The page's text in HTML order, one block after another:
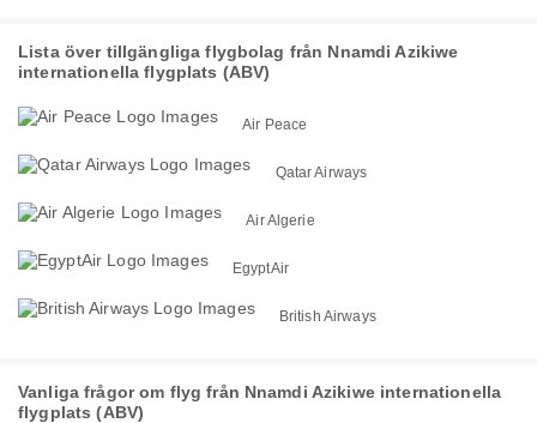
Lista över tillgängliga flygbolag från Nnamdi Azikiwe
internationella flygplats (ABV)
Air Peace
Qatar Airways
Air Algerie
EgyptAir
British Airways
Vanliga frågor om flyg från Nnamdi Azikiwe internationella
flygplats (ABV)